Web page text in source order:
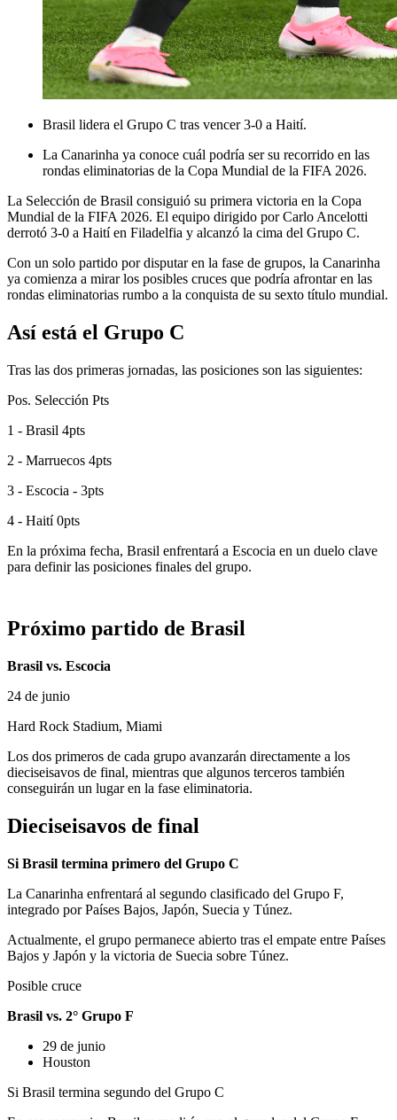
Brasil lidera el Grupo C tras vencer 3-0 a Haití.
La Canarinha ya conoce cuál podría ser su recorrido en las
rondas eliminatorias de la Copa Mundial de la FIFA 2026.
La Selección de Brasil consiguió su primera victoria en la Copa
Mundial de la FIFA 2026. El equipo dirigido por Carlo Ancelotti
derrotó 3-0 a Haití en Filadelfia y alcanzó la cima del Grupo C.
Con un solo partido por disputar en la fase de grupos, la Canarinha
ya comienza a mirar los posibles cruces que podría afrontar en las
rondas eliminatorias rumbo a la conquista de su sexto título mundial.
Así está el Grupo C
Tras las dos primeras jornadas, las posiciones son las siguientes:
Pos. Selección Pts
1 - Brasil 4pts
2 - Marruecos 4pts
3 - Escocia - 3pts
4 - Haití 0pts
En la próxima fecha, Brasil enfrentará a Escocia en un duelo clave
para definir las posiciones finales del grupo.
Próximo partido de Brasil
Brasil vs. Escocia
24 de junio
Hard Rock Stadium, Miami
Los dos primeros de cada grupo avanzarán directamente a los
dieciseisavos de final, mientras que algunos terceros también
conseguirán un lugar en la fase eliminatoria.
Dieciseisavos de final
Si Brasil termina primero del Grupo C
La Canarinha enfrentará al segundo clasificado del Grupo F,
integrado por Países Bajos, Japón, Suecia y Túnez.
Actualmente, el grupo permanece abierto tras el empate entre Países
Bajos y Japón y la victoria de Suecia sobre Túnez.
Posible cruce
Brasil vs. 2° Grupo F
29 de junio
Houston
Si Brasil termina segundo del Grupo C